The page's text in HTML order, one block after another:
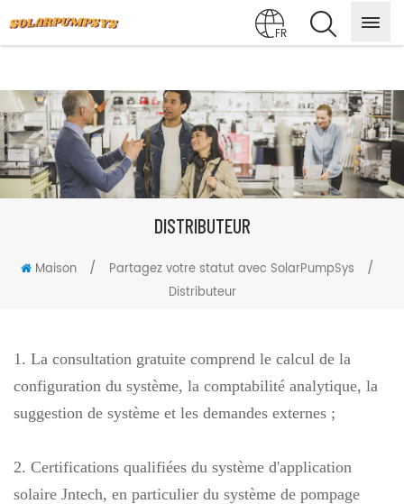
FR
DISTRIBUTEUR
Maison / Partagez votre statut avec SolarPumpSys /
Distributeur
1. La consultation gratuite comprend le calcul de la
configuration du système, la comptabilité analytique, la
suggestion de système et les demandes externes ;
2. Certifications qualifiées du système d'application
solaire Jntech, en particulier du système de pompage